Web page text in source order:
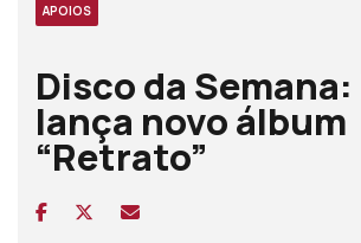
APOIOS
Disco da Semana:
lança novo álbum
“Retrato”